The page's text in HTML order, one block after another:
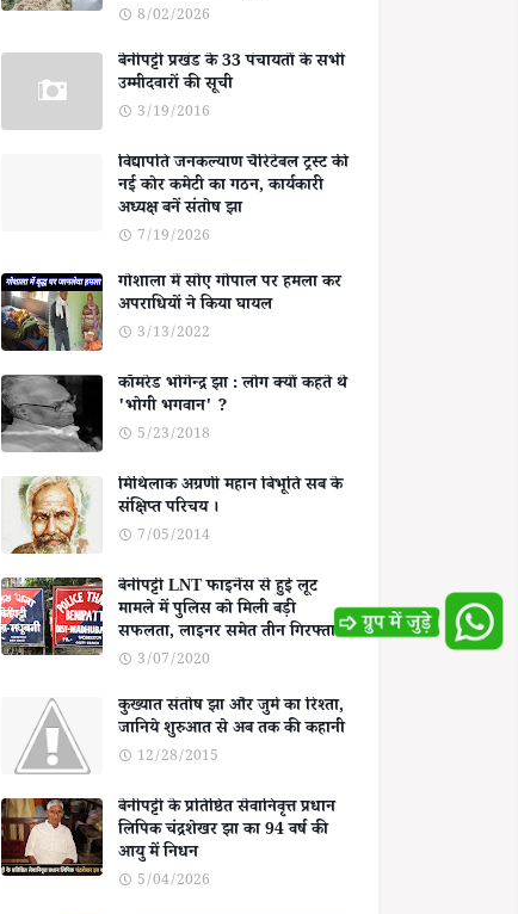
8/02/2026
बेनीपट्टी प्रखंड के 33 पंचायतों के सभी
उम्मीदवारों की सूची
3/19/2016
विद्यापति जनकल्याण चैरिटेबल ट्रस्ट की
नई कोर कमेटी का गठन, कार्यकारी
अध्यक्ष बनें संतोष झा
7/19/2026
गोशाला में सोए गोपाल पर हमला कर
अपराधियों ने किया घायल
3/13/2022
कॉमरेड भोगेन्द्र झा : लोग क्यों कहते थे
'भोगी भगवान' ?
5/23/2018
मिथिलाक अग्रणी महान बिभूति सब के
संक्षिप्त परिचय ।
7/05/2014
बेनीपट्टी LNT फाइनेंस से हुई लूट
मामले में पुलिस को मिली बड़ी
सफलता, लाइनर समेत तीन गिरफ्तार
3/07/2020
कुख्यात संतोष झा और जुर्म का रिश्ता,
जानिये शुरुआत से अब तक की कहानी
12/28/2015
बेनीपट्टी के प्रतिष्ठित सेवानिवृत्त प्रधान
लिपिक चंद्रशेखर झा का 94 वर्ष की
आयु में निधन
5/04/2026